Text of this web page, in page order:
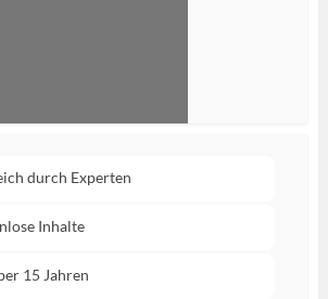
durch Experten
Inhalte
15 Jahren